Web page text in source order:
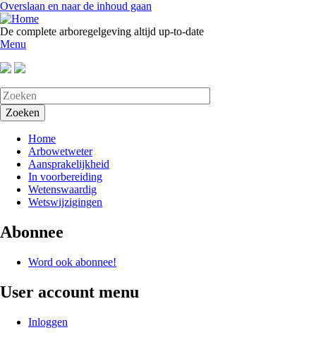
Overslaan en naar de inhoud gaan
De complete arboregelgeving altijd up-to-date
Menu
Home
Arbowetweter
Aansprakelijkheid
In voorbereiding
Wetenswaardig
Wetswijzigingen
Abonnee
Word ook abonnee!
User account menu
Inloggen